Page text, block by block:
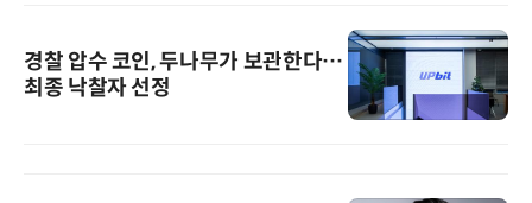
경찰 압수 코인, 두나무가 보관한다…
최종 낙찰자 선정